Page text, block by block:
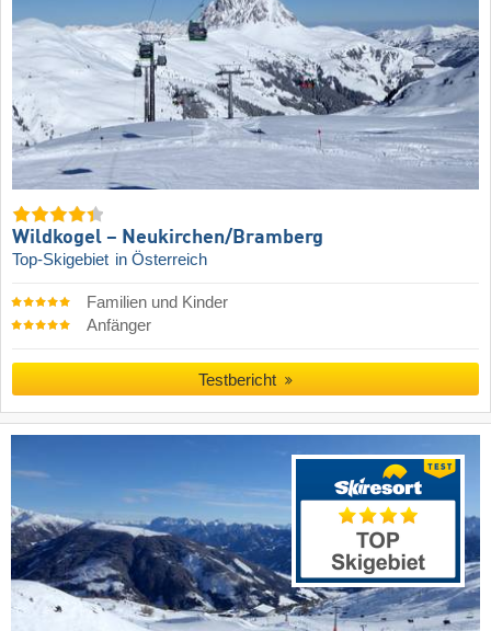
Wildkogel – Neukirchen/​Bramberg
Top-Skigebiet in Österreich
Familien und Kinder
Anfänger
Testbericht